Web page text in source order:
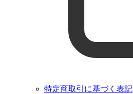
特定商取引に基づく表記